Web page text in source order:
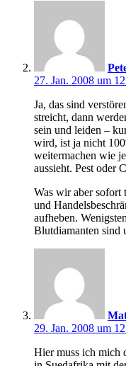
27. Jan. 2008 um
Ja, das sind
streicht, dann
sein und leiden –
wird, ist ja nicht
weitermachen wie
aussieht. Pest oder
Was wir aber sofort
und
aufheben.
Blutdiamanten
29. Jan. 2008 um
Hier muss ich mich